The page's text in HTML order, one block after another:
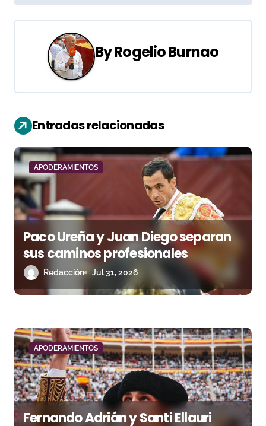
e
c
i
ó
n
d
e
e
n
t
a
d
a
s
ByRogelio Burnao
Entradas relacionadas
APODERAMIENTOS
Paco Ureña y Juan Diego separan
sus caminos profesionales
Redacción Jul 31, 2026
APODERAMIENTOS
Fernando Adrián y Santi Ellauri